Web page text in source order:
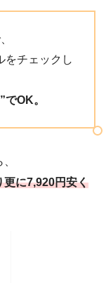
をチェックし
OK。
更に7,920円安く